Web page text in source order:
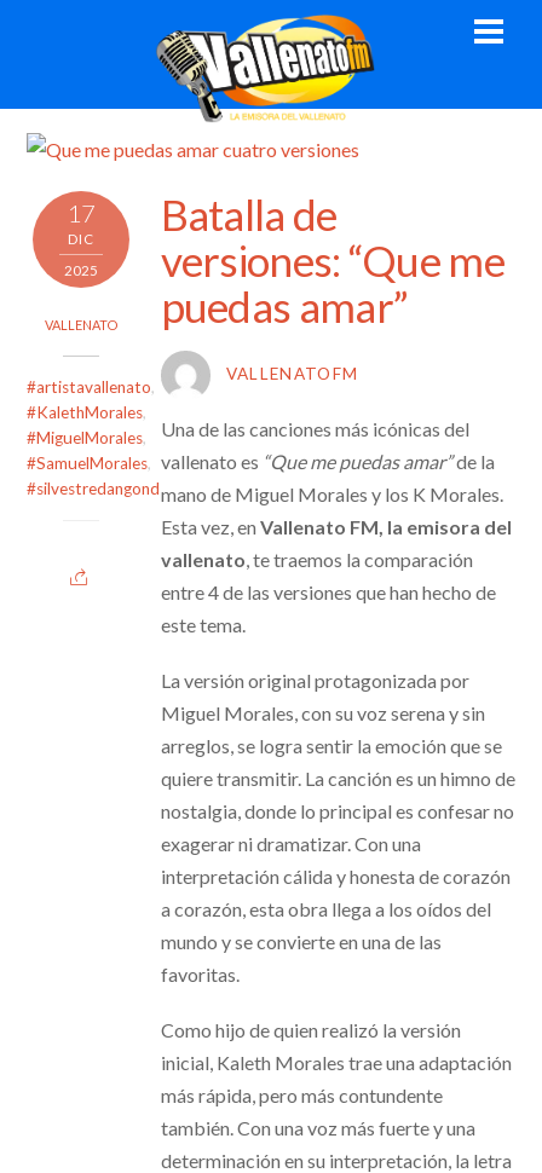
17
DIC
2025
VALLENATO
#artistavallenato,
#KalethMorales,
#MiguelMorales,
#SamuelMorales,
#silvestredangond
Batalla de
versiones: “Que me
puedas amar”
VALLENATOFM
Una de las canciones más icónicas del
vallenato es “Que me puedas amar”de la
mano de Miguel Morales y los K Morales.
Esta vez, en Vallenato FM, la emisora del
vallenato , te traemos la comparación
entre 4 de las versiones que han hecho de
este tema.
La versión original protagonizada por
Miguel Morales, con su voz serena y sin
arreglos, se logra sentir la emoción que se
quiere transmitir. La canción es un himno de
nostalgia, donde lo principal es confesar no
exagerar ni dramatizar. Con una
interpretación cálida y honesta de corazón
a corazón, esta obra llega a los oídos del
mundo y se convierte en una de las
favoritas.
Como hijo de quien realizó la versión
inicial, Kaleth Morales trae una adaptación
más rápida, pero más contundente
también. Con una voz más fuerte y una
determinación en su interpretación, la letra